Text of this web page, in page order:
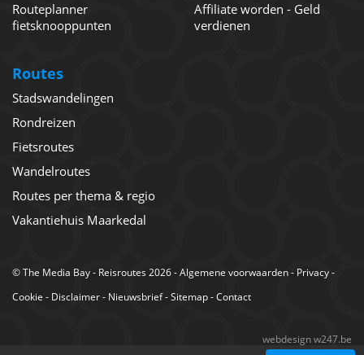
Routeplanner
fietsknooppunten
Affiliate worden - Geld
verdienen
Routes
Stadswandelingen
Rondreizen
Fietsroutes
Wandelroutes
Routes per thema & regio
Vakantiehuis Maarkedal
©The Media Bay- Reisroutes 2026 -Algemene voorwaarden- Privacy-
Cookie - Disclaimer- Nieuwsbrief-Sitemap-Contact
webdesign w247.be